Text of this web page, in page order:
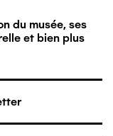
du musée, ses
et bien plus